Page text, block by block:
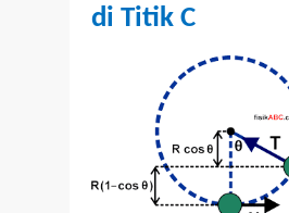
di Titik C